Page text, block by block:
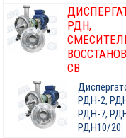
РДН,
СВ
РДН-2,
РДН-7,
РДН10/20